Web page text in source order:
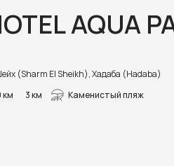
AQUA
(Sharm El Sheikh), Хадаба (Hadaba)
км
3 км Каменистый пляж